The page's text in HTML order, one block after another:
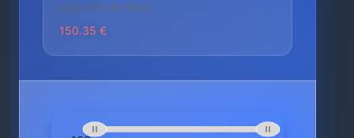
HÖCHSTER PREIS
150.35 €